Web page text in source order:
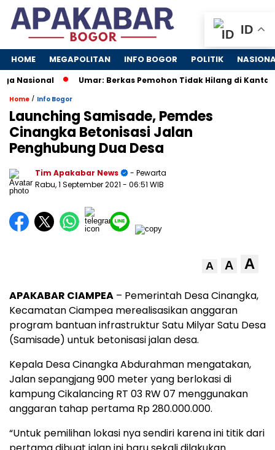
HOME MEGAPOLITAN INFO BOGOR POLITIK
Nasional Umar: Berkas Pemohon Tidak Hilang di Kantah
Home / Info Bogor
Launching Samisade, Pemdes
Cinangka Betonisasi Jalan
Penghubung Dua Desa
Tim Apakabar News
- Pewarta
Rabu, 1 September 2021 - 06:51 WIB
A A A
APAKABAR CIAMPEA – Pemerintah Desa Cinangka,
Kecamatan Ciampea merealisasikan anggaran
program bantuan infrastruktur Satu Milyar Satu Desa
(Samisade) untuk betonisasi jalan desa.
Kepala Desa Cinangka Abdurahman mengatakan,
Jalan sepangjang 900 meter yang berlokasi di
kampung Cikalancing RT 03 RW 07 menggunakan
anggaran tahap pertama Rp 280.000.000.
“Untuk pemilihan lokasi nya sendiri karena ini titik dari
ID